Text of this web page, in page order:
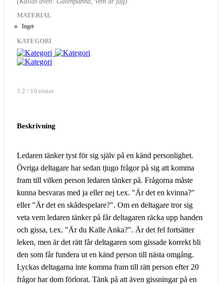
MATERIAL
Inget
KATEGORI
3.2 / 10 röster
Beskrivning
Ledaren tänker tyst för sig själv på en känd personlighet.
Övriga deltagare har sedan tjugo frågor på sig att komma
fram till vilken person ledaren tänker på. Frågorna måste
kunna besvaras med ja eller nej t.ex. "Är det en kvinna?"
eller "Är det en skådespelare?". Om en deltagare tror sig
veta vem ledaren tänker på får deltagaren räcka upp handen
och gissa, t.ex. "Är du Kalle Anka?". Är det fel fortsätter
leken, men är det rätt får deltagaren som gissade korrekt bli
den som får fundera ut en känd person till nästa omgång.
Lyckas deltagarna inte komma fram till rätt person efter 20
frågor har dom förlorat. Tänk på att även gissningar på en